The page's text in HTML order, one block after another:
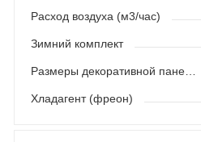
Расход воздуха (м3/час)
Зимний комплект
Размеры декоративной панели (мм)
Хладагент (фреон)